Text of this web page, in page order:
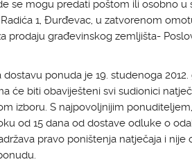
se mogu predati poštom ili osobno u
1, Đurđevac, u zatvorenom
prodaju građevinskog zemljišta-
dostavu ponuda je 19. studenoga
će biti obaviješteni svi sudionici
izboru. S najpovoljnijim
od 15 dana od dostave odluke o
pravo poništenja natječaja i